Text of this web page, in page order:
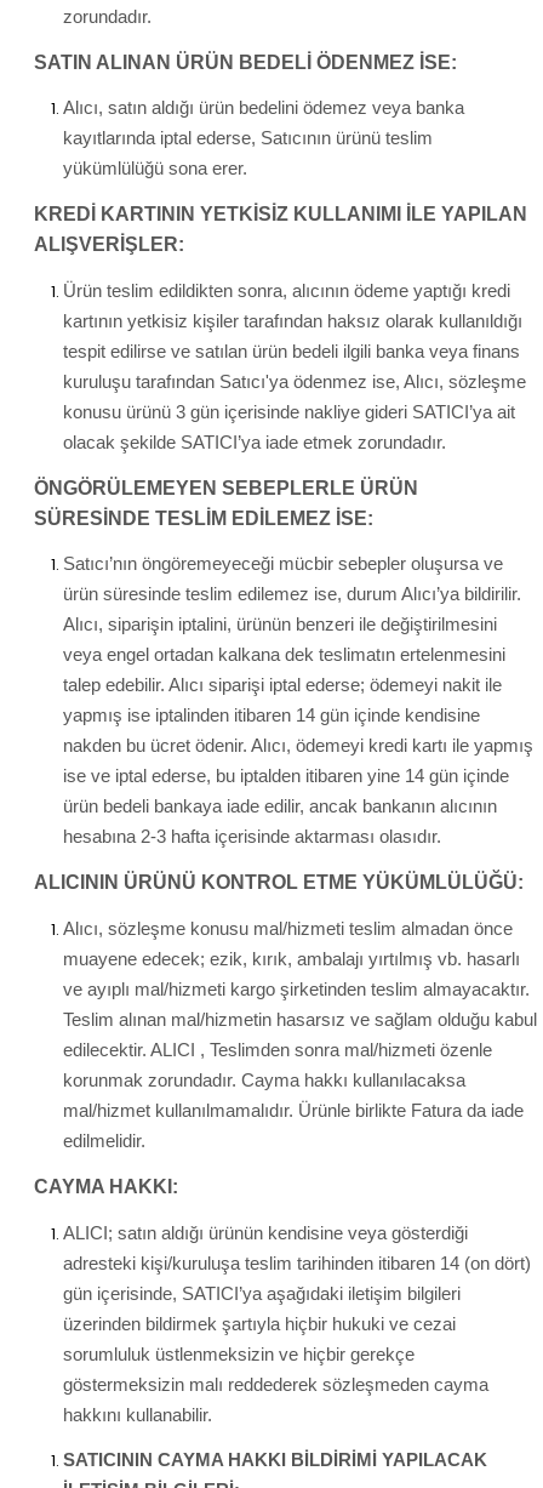
zorundadır.
SATIN ALINAN ÜRÜN BEDELİ ÖDENMEZ İSE:
Alıcı, satın aldığı ürün bedelini ödemez veya banka
kayıtlarında iptal ederse, Satıcının ürünü teslim
yükümlülüğü sona erer.
KREDİ KARTININ YETKİSİZ KULLANIMI İLE YAPILAN
ALIŞVERİŞLER:
Ürün teslim edildikten sonra, alıcının ödeme yaptığı kredi
kartının yetkisiz kişiler tarafından haksız olarak kullanıldığı
tespit edilirse ve satılan ürün bedeli ilgili banka veya finans
kuruluşu tarafından Satıcı'ya ödenmez ise, Alıcı, sözleşme
konusu ürünü 3 gün içerisinde nakliye gideri SATICI’ya ait
olacak şekilde SATICI’ya iade etmek zorundadır.
ÖNGÖRÜLEMEYEN SEBEPLERLE ÜRÜN
SÜRESİNDE TESLİM EDİLEMEZ İSE:
Satıcı’nın öngöremeyeceği mücbir sebepler oluşursa ve
ürün süresinde teslim edilemez ise, durum Alıcı’ya bildirilir.
Alıcı, siparişin iptalini, ürünün benzeri ile değiştirilmesini
veya engel ortadan kalkana dek teslimatın ertelenmesini
talep edebilir. Alıcı siparişi iptal ederse; ödemeyi nakit ile
yapmış ise iptalinden itibaren 14 gün içinde kendisine
nakden bu ücret ödenir. Alıcı, ödemeyi kredi kartı ile yapmış
ise ve iptal ederse, bu iptalden itibaren yine 14 gün içinde
ürün bedeli bankaya iade edilir, ancak bankanın alıcının
hesabına 2-3 hafta içerisinde aktarması olasıdır.
ALICININ ÜRÜNÜ KONTROL ETME YÜKÜMLÜLÜĞÜ:
Alıcı, sözleşme konusu mal/hizmeti teslim almadan önce
muayene edecek; ezik, kırık, ambalajı yırtılmış vb. hasarlı
ve ayıplı mal/hizmeti kargo şirketinden teslim almayacaktır.
Teslim alınan mal/hizmetin hasarsız ve sağlam olduğu kabul
edilecektir. ALICI , Teslimden sonra mal/hizmeti özenle
korunmak zorundadır. Cayma hakkı kullanılacaksa
mal/hizmet kullanılmamalıdır. Ürünle birlikte Fatura da iade
edilmelidir.
CAYMA HAKKI:
ALICI; satın aldığı ürünün kendisine veya gösterdiği
adresteki kişi/kuruluşa teslim tarihinden itibaren 14 (on dört)
gün içerisinde, SATICI’ya aşağıdaki iletişim bilgileri
üzerinden bildirmek şartıyla hiçbir hukuki ve cezai
sorumluluk üstlenmeksizin ve hiçbir gerekçe
göstermeksizin malı reddederek sözleşmeden cayma
hakkını kullanabilir.
SATICININ CAYMA HAKKI BİLDİRİMİ YAPILACAK